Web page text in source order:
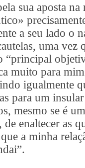
sua aposta
a seu lado o
uma vez
“principal
muito para
igualmente
para um
mesmo se é
de enaltecer as
a minha